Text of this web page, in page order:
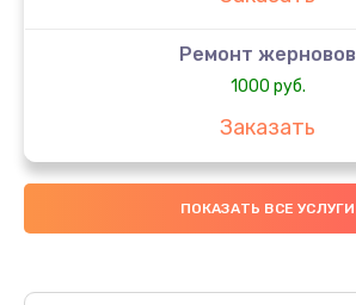
Ремонт жерновов
1000 руб.
Заказать
Замена колец
1250 руб.
ПОКАЗАТЬ ВСЕ УСЛУГИ